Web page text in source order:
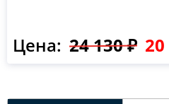
Цена: 24 130 ₽